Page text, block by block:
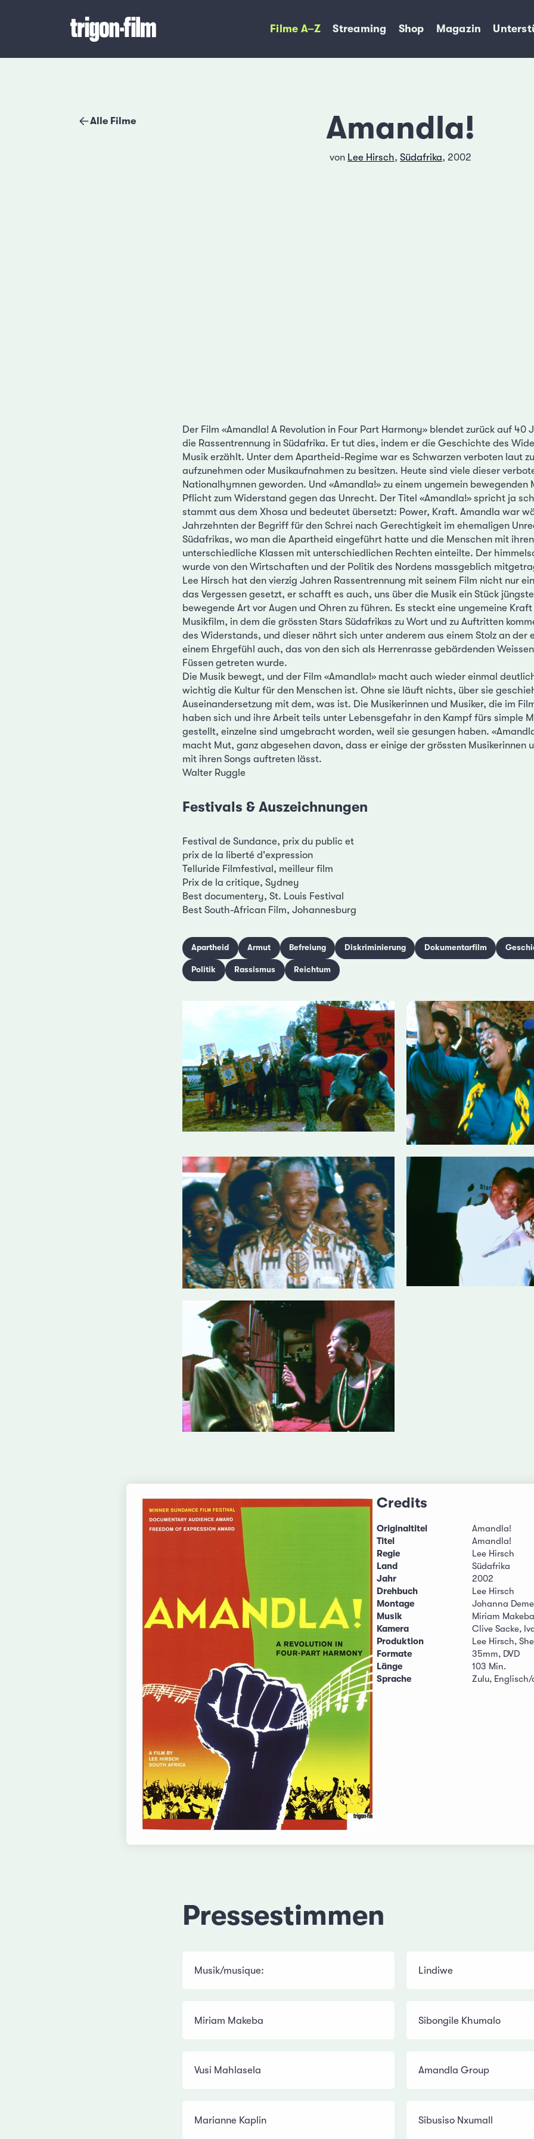
Filme A–Z Streaming Shop Magazin
Alle Filme Amandla!
von Lee Hirsch, Südafrika, 2002
Der Film «Amandla! A Revolution in Four Part Harmony» blendet zurück auf 40
die Rassentrennung in Südafrika. Er tut dies, indem er die Geschichte des
Musik erzählt. Unter dem Apartheid-Regime war es Schwarzen verboten laut
aufzunehmen oder Musikaufnahmen zu besitzen. Heute sind viele dieser
Nationalhymnen geworden. Und «Amandla!» zu einem ungemein bewegenden
Pflicht zum Widerstand gegen das Unrecht. Der Titel «Amandla!» spricht ja
stammt aus dem Xhosa und bedeutet übersetzt: Power, Kraft. Amandla war
Jahrzehnten der Begriff für den Schrei nach Gerechtigkeit im ehemaligen
Südafrikas, wo man die Apartheid eingeführt hatte und die Menschen mit
unterschiedliche Klassen mit unterschiedlichen Rechten einteilte. Der
wurde von den Wirtschaften und der Politik des Nordens massgeblich
Lee Hirsch hat den vierzig Jahren Rassentrennung mit seinem Film nicht nur
das Vergessen gesetzt, er schafft es auch, uns über die Musik ein Stück
bewegende Art vor Augen und Ohren zu führen. Es steckt eine ungemeine
Musikfilm, in dem die grössten Stars Südafrikas zu Wort und zu Auftritten
des Widerstands, und dieser nährt sich unter anderem aus einem Stolz an der
einem Ehrgefühl auch, das von den sich als Herrenrasse gebärdenden
Füssen getreten wurde.
Die Musik bewegt, und der Film «Amandla!» macht auch wieder einmal
wichtig die Kultur für den Menschen ist. Ohne sie läuft nichts, über sie
Auseinandersetzung mit dem, was ist. Die Musikerinnen und Musiker, die im
haben sich und ihre Arbeit teils unter Lebensgefahr in den Kampf fürs simple
gestellt, einzelne sind umgebracht worden, weil sie gesungen haben.
macht Mut, ganz abgesehen davon, dass er einige der grössten Musikerinnen
mit ihren Songs auftreten lässt.
Walter Ruggle
Festivals & Auszeichnungen
Festival de Sundance, prix du public et
prix de la liberté d'expression
Telluride Filmfestival, meilleur film
Prix de la critique, Sydney
Best documentery, St. Louis Festival
Best South-African Film, Johannesburg
Apartheid Armut Befreiung Diskriminierung Dokumentarfilm
Politik Rassismus Reichtum
Credits
Originaltitel
Amandla!
Titel
Amandla!
Regie
Lee Hirsch
Land
Südafrika
Jahr
2002
Drehbuch
Lee Hirsch
Montage
Johanna
Musik
Miriam
Kamera
Clive Sacke,
Produktion
Lee Hirsch,
Formate
35mm, DVD
Länge
103 Min.
Sprache
Zulu,
Pressestimmen
Musik/musique:
Miriam Makeba
Vusi Mahlasela
Marianne Kaplin
Lindiwe
Sibongile Khumalo
Amandla Group
Sibusiso Nxumall